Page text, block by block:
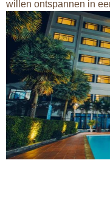
willen ontspannen in